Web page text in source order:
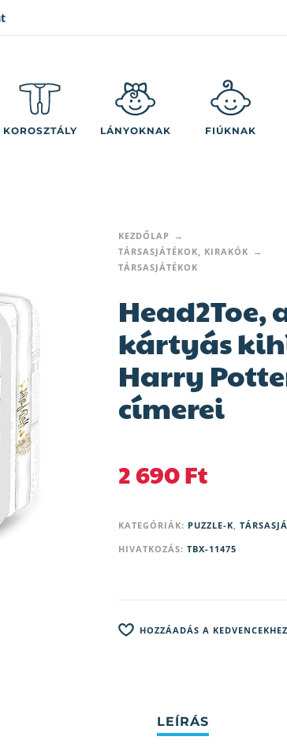
KOROSZTÁLY LÁNYOKNAK FIÚKNAK
KEZDŐLAP
TÁRSASJÁTÉKOK, KIRAKÓK
TÁRSASJÁTÉKOK
Head2Toe,
kártyás
Harry
címerei
2 690Ft
KATEGÓRIÁK: PUZZLE-K,
HIVATKOZÁS: TBX-11475
HOZZÁADÁS A KEDVENCEKHEZ